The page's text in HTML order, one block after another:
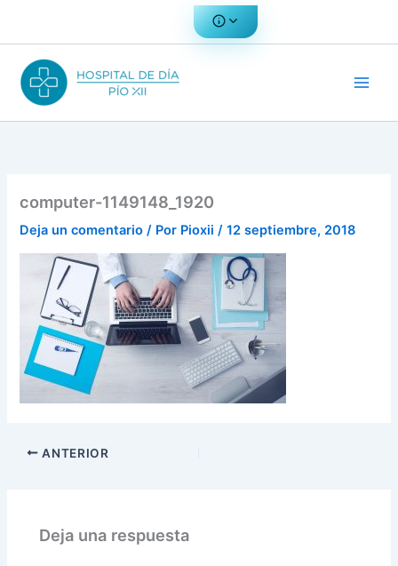
computer-1149148_1920
Deja un comentario / Por Pioxii/12 septiembre, 2018
ANTERIOR
Deja una respuesta